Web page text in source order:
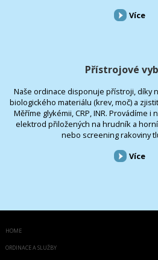
Více
Přístrojové
Naše ordinace disponuje přístroji, díky
biologického materiálu (krev, moč) a
Měříme glykémii, CRP, INR. Provádíme
elektrod přiložených na hrudník a horní
nebo screening rakoviny
Více
HOME
ORDINACE A SLUŽBY